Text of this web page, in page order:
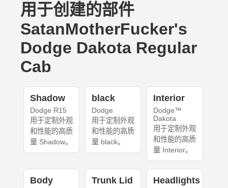
用于创建的部件
SatanMotherFucker's
Dodge Dakota Regular
Cab
Shadow
Dodge R15
用于定制外观
和性能的高质
量 Shadow。
black
Dodge
用于定制外观
和性能的高质
量 black。
Interior
Dodge™
Dakota
用于定制外观
和性能的高质
量 Interior。
Body Trunk Lid Headlights